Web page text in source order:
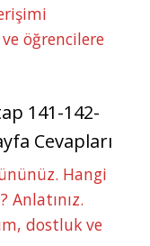
öğrencilere
141-142-
Cevapları
Hangi
dostluk ve